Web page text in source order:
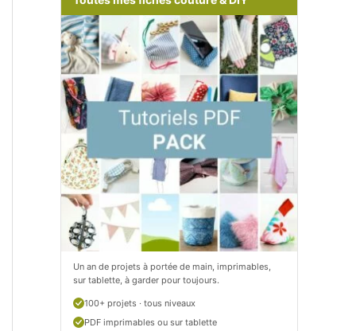
m
/
P
e
t
i
t
C
i
t
r
o
m
/
p
t
i
t
c
i
t
Un an de projets à portée de main, imprimables,
sur tablette, à garder pour toujours.
100+ projets · tous niveaux
PDF imprimables ou sur tablette